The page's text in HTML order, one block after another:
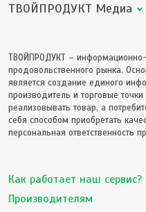
ТВОЙПРОДУКТ Медиа
ТВОЙПРОДУКТ –
продовольственного рынка.
является создание единого
производитель и торговые
реализовывать товар, а
себя способом приобретать
персональная ответственность
Как работает наш сервис?
Производителям